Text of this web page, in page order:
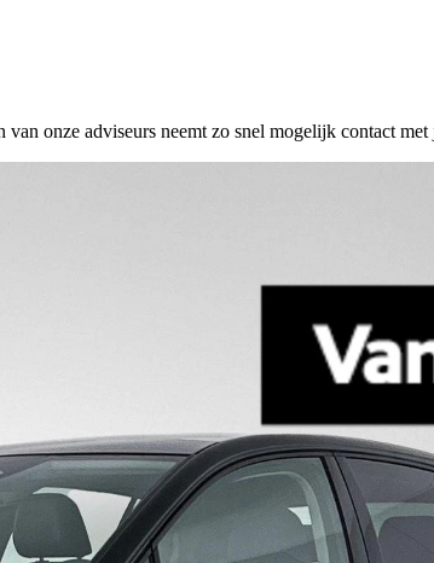
onze adviseurs neemt zo snel mogelijk contact met